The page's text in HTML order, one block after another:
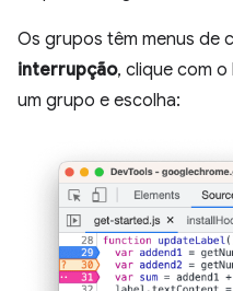
Os grupos têm menus de
interrupção, clique com
um grupo e escolha: